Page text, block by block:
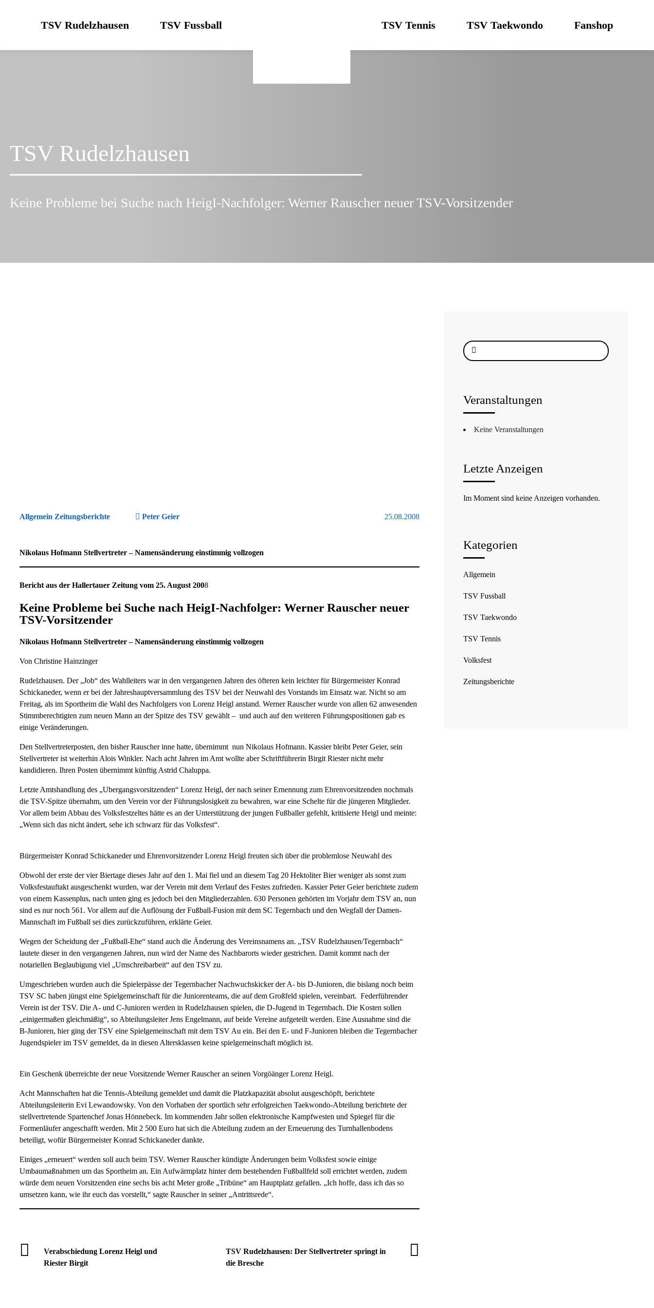
TSV Rudelzhausen TSV Fussball TSV Tennis TSV Taekwondo Fanshop
TSV Rudelzhausen
Keine Probleme bei Suche nach HeigI-Nachfolger: Werner Rauscher neuer TSV-Vorsitzender
Allgemein Zeitungsberichte Peter Geier 25.08.2008
Nikolaus Hofmann Stellvertreter – Namensänderung einstimmig vollzogen
Bericht aus der Hallertauer Zeitung vom 25. August 2008
Keine Probleme bei Suche nach HeigI-Nachfolger: Werner Rauscher neuer
TSV-Vorsitzender
Nikolaus Hofmann Stellvertreter – Namensänderung einstimmig vollzogen
Von Christine Hainzinger
Rudelzhausen. Der „Job“ des Wahlleiters war in den vergangenen Jahren des öfteren kein leichter für Bürgermeister Konrad
Schickaneder, wenn er bei der Jahreshauptversammlung des TSV bei der Neuwahl des Vorstands im Einsatz war. Nicht so am
Freitag, als im Sportheim die Wahl des Nachfolgers von Lorenz Heigl anstand. Werner Rauscher wurde von allen 62 anwesenden
Stimmberechtigten zum neuen Mann an der Spitze des TSV gewählt – und auch auf den weiteren Führungspositionen gab es
einige Veränderungen.
Den Stellvertreterposten, den bisher Rauscher inne hatte, übernimmt nun Nikolaus Hofmann. Kassier bleibt Peter Geier, sein
Stellvertreter ist weiterhin Alois Winkler. Nach acht Jahren im Amt wollte aber Schriftführerin Birgit Riester nicht mehr
kandidieren. Ihren Posten übernimmt künftig Astrid Chaluppa.
Letzte Amtshandlung des „Ubergangsvorsitzenden“ Lorenz Heigl, der nach seiner Ernennung zum Ehrenvorsitzenden nochmals
die TSV-Spitze übernahm, um den Verein vor der Führungslosigkeit zu bewahren, war eine Schelte für die jüngeren Mitglieder.
Vor allem beim Abbau des Volksfestzeltes hätte es an der Unterstützung der jungen Fußballer gefehlt, kritisierte Heigl und meinte:
„Wenn sich das nicht ändert, sehe ich schwarz für das Volksfest“.
Bürgermeister Konrad Schickaneder und Ehrenvorsitzender Lorenz Heigl freuten sich über die problemlose Neuwahl des
Obwohl der erste der vier Biertage dieses Jahr auf den 1. Mai fiel und an diesem Tag 20 Hektoliter Bier weniger als sonst zum
Volksfestauftakt ausgeschenkt wurden, war der Verein mit dem Verlauf des Festes zufrieden. Kassier Peter Geier berichtete zudem
von einem Kassenplus, nach unten ging es jedoch bei den Mitgliederzahlen. 630 Personen gehörten im Vorjahr dem TSV an, nun
sind es nur noch 561. Vor allem auf die Auflösung der Fußball-Fusion mit dem SC Tegernbach und den Wegfall der Damen-
Mannschaft im Fußball sei dies zurückzuführen, erklärte Geier.
Wegen der Scheidung der „Fußball-Ehe“ stand auch die Änderung des Vereinsnamens an. „TSV Rudelzhausen/Tegernbach“
lautete dieser in den vergangenen Jahren, nun wird der Name des Nachbarorts wieder gestrichen. Damit kommt nach der
notariellen Beglaubigung viel „Umschreibarbeit“ auf den TSV zu.
Umgeschrieben wurden auch die Spielerpässe der Tegernbacher Nachwuchskicker der A- bis D-Junioren, die bislang noch beim
TSV SC haben jüngst eine Spielgemeinschaft für die Juniorenteams, die auf dem Großfeld spielen, vereinbart. Federführender
Verein ist der TSV. Die A- und C-Junioren werden in Rudelzhausen spielen, die D-Jugend in Tegernbach. Die Kosten sollen
„einigermaßen gleichmäßig“, so Abteilungsleiter Jens Engelmann, auf beide Vereine aufgeteilt werden. Eine Ausnahme sind die
B-Junioren, hier ging der TSV eine Spielgemeinschaft mit dem TSV Au ein. Bei den E- und F-Junioren bleiben die Tegernbacher
Jugendspieler im TSV gemeldet, da in diesen Altersklassen keine spielgemeinschaft möglich ist.
Ein Geschenk überreichte der neue Vorsitzende Werner Rauscher an seinen Vorgöänger Lorenz Heigl.
Acht Mannschaften hat die Tennis-Abteilung gemeldet und damit die Platzkapazität absolut ausgeschöpft, berichtete
Abteilungsleiterin Evi Lewandowsky. Von den Vorhaben der sportlich sehr erfolgreichen Taekwondo-Abteilung berichtete der
stellvertretende Spartenchef Jonas Hönnebeck. Im kommenden Jahr sollen elektronische Kampfwesten und Spiegel für die
Formenläufer angeschafft werden. Mit 2 500 Euro hat sich die Abteilung zudem an der Erneuerung des Turnhallenbodens
beteiligt, wofür Bürgermeister Konrad Schickaneder dankte.
Einiges „erneuert“ werden soll auch beim TSV. Werner Rauscher kündigte Änderungen beim Volksfest sowie einige
Umbaumaßnahmen um das Sportheim an. Ein Aufwärmplatz hinter dem bestehenden Fußballfeld soll errichtet werden, zudem
würde dem neuen Vorsitzenden eine sechs bis acht Meter große „Tribüne“ am Hauptplatz gefallen. „Ich hoffe, dass ich das so
umsetzen kann, wie ihr euch das vorstellt,“ sagte Rauscher in seiner „Antrittsrede“.
Verabschiedung Lorenz Heigl und
Riester Birgit
TSV Rudelzhausen: Der Stellvertreter springt in
die Bresche
Suche
nach:
Veranstaltungen
Keine Veranstaltungen
Letzte Anzeigen
Im Moment sind keine Anzeigen vorhanden.
Kategorien
Allgemein
TSV Fussball
TSV Taekwondo
TSV Tennis
Volksfest
Zeitungsberichte